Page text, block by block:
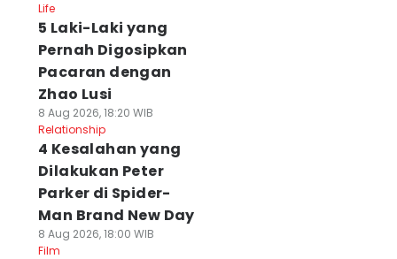
Life
5 Laki-Laki yang
Pernah Digosipkan
Pacaran dengan
Zhao Lusi
8 Aug 2026, 18:20 WIB
Relationship
4 Kesalahan yang
Dilakukan Peter
Parker di Spider-
Man Brand New Day
8 Aug 2026, 18:00 WIB
Film